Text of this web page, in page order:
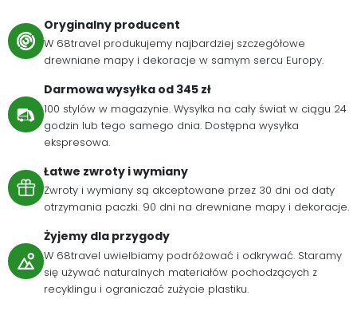
Oryginalny producent
W 68travel produkujemy najbardziej szczegółowe
drewniane mapy i dekoracje w samym sercu Europy.
Darmowa wysyłka od 345 zł
100 stylów w magazynie. Wysyłka na cały świat w ciągu 24
godzin lub tego samego dnia. Dostępna wysyłka
ekspresowa.
Łatwe zwroty i wymiany
Zwroty i wymiany są akceptowane przez 30 dni od daty
otrzymania paczki. 90 dni na drewniane mapy i dekoracje.
Żyjemy dla przygody
W 68travel uwielbiamy podróżować i odkrywać. Staramy
się używać naturalnych materiałów pochodzących z
recyklingu i ograniczać zużycie plastiku.